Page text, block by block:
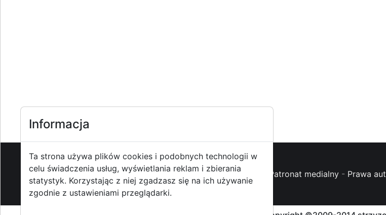
O strzyzowiak.pl-Reklama -Pomoc (FAQ) Patronat medialny - Prawa
Informacja
Ta strona używa plików cookies i podobnych technologii w
celu świadczenia usług, wyświetlania reklam i zbierania
statystyk. Korzystając z niej zgadzasz się na ich używanie
zgodnie z ustawieniami przeglądarki.